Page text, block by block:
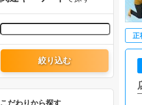
正
絞り込む
こだわりから探す